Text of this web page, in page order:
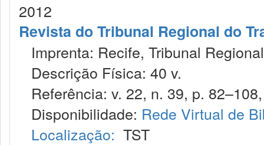
2012
Revista do Tribunal Regional do
Imprenta: Recife, Tribunal
Descrição Física: 40 v.
Referência: v. 22, n. 39, p.
Disponibilidade: Rede Virtual de
Localização: TST